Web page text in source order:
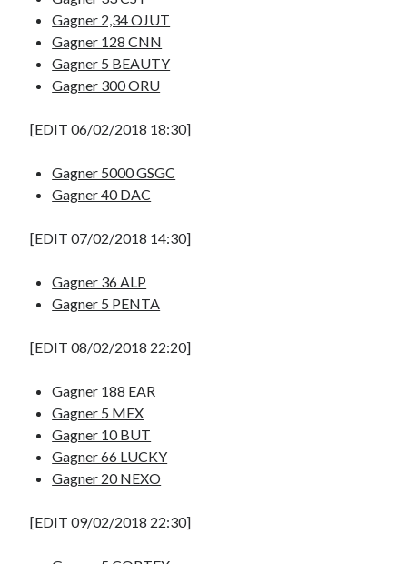
Gagner 2,34 OJUT
Gagner 128 CNN
Gagner 5 BEAUTY
Gagner 300 ORU
[EDIT 06/02/2018 18:30]
Gagner 5000 GSGC
Gagner 40 DAC
[EDIT 07/02/2018 14:30]
Gagner 36 ALP
Gagner 5 PENTA
[EDIT 08/02/2018 22:20]
Gagner 188 EAR
Gagner 5 MEX
Gagner 10 BUT
Gagner 66 LUCKY
Gagner 20 NEXO
[EDIT 09/02/2018 22:30]